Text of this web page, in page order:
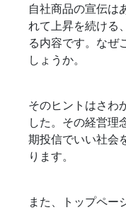
自社商品の宣伝は
れて上昇を続ける
る内容です。なぜ
しょうか。
そのヒントはさわ
した。その経営理
期投信でいい社会
ります。
また、トップペー